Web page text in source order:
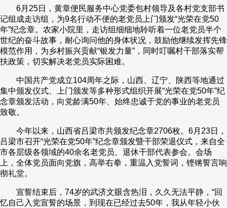
6月25日，黄章便民服务中心党委包村领导及各村党支部书
记组成走访组，为9名行动不便的老党员上门颁发“光荣在党50
年”纪念章。农家小院里，走访组细细地聆听着一位老党员半个
世纪的奋斗故事，耐心询问他的身体状况，鼓励他继续发挥先锋
模范作用，为乡村振兴贡献“银发力量”，同时叮嘱村干部落实帮
扶政策，切实解决老党员实际困难。
中国共产党成立104周年之际，山西、辽宁、陕西等地通过
集中颁发仪式、上门颁发等多种形式组织开展“光荣在党50年”纪
念章颁发活动，向党龄满50年、始终忠诚于党的事业的老党员
致敬。
今年以来，山西省吕梁市共颁发纪念章2706枚。6月23日，
吕梁市召开“光荣在党50年”纪念章颁发暨干部荣退仪式，来自全
市各层级各领域的40余名老党员、退休干部代表参会。会场
上，全体党员面向党旗，高举右拳，重温入党誓词，铿锵誓言响
彻礼堂。
宣誓结束后，74岁的武济文眼含热泪，久久无法平静，“回
忆自己入党宣誓的场景，到现在已经过去50年，我从年轻小伙